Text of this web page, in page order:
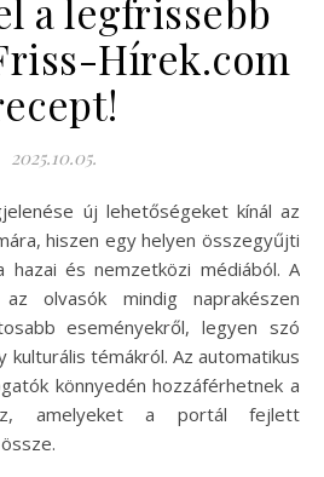
a legfrissebb
Hírek.com
2025.10.05.
hiszen egy helyen összegyűjti
és nemzetközi médiából. A
olvasók mindig naprakészen
eseményekről, legyen szó
kulturális témákról. Az automatikus
könnyedén hozzáférhetnek a
amelyeket a portál fejlett